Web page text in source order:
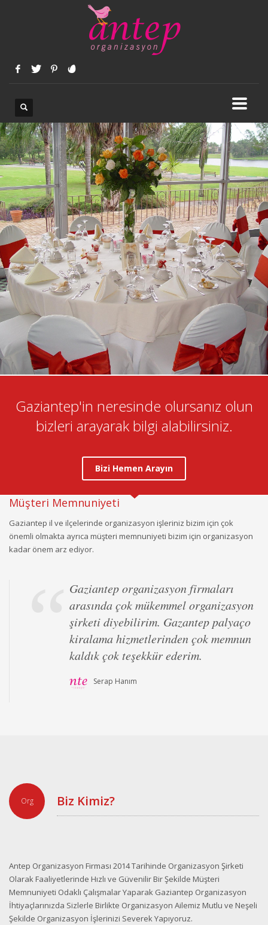
Gaziantep'in neresinde olursanız olun
bizleri arayarak bilgi alabilirsiniz.
Bizi Hemen Arayın
Müşteri Memnuniyeti
Gaziantep il ve ilçelerinde organizasyon işleriniz bizim için çok
önemli olmakta ayrıca müşteri memnuniyeti bizim için organizasyon
kadar önem arz ediyor.
Gaziantep organizasyon firmaları
arasında çok mükemmel organizasyon
şirketi diyebilirim. Gazantep palyaço
kiralama hizmetlerinden çok memnun
kaldık çok teşekkür ederim.
Serap Hanım
Org
Biz Kimiz?
Antep Organizasyon Firması 2014 Tarihinde Organizasyon Şirketi
Olarak Faaliyetlerinde Hızlı ve Güvenilir Bir Şekilde Müşteri
Memnuniyeti Odaklı Çalışmalar Yaparak Gaziantep Organizasyon
İhtiyaçlarınızda Sizlerle Birlikte Organizasyon Ailemiz Mutlu ve Neşeli
Şekilde Organizasyon İşlerinizi Severek Yapıyoruz.